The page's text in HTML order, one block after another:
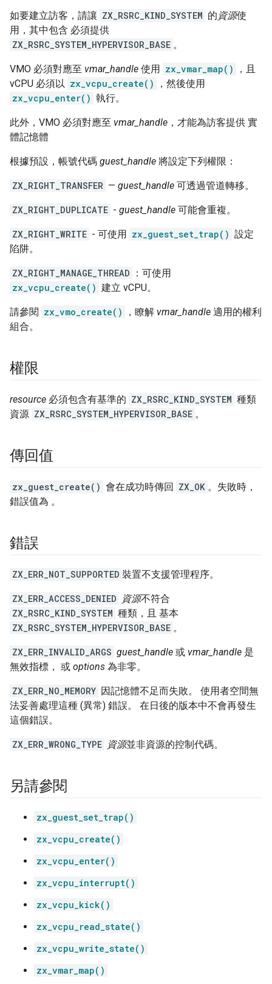
如要建立訪客，請讓 ZX_RSRC_KIND_SYSTEM 的 資源使
用，其中包含 必須提供
ZX_RSRC_SYSTEM_HYPERVISOR_BASE 。
VMO 必須對應至 vmar_handle 使用 zx_vmar_map()
，且
vCPU 必須以 zx_vcpu_create()
，然後使用
zx_vcpu_enter() 執行。
此外，VMO 必須對應至 vmar_handle ，才能為訪客提供 實
體記憶體
根據預設，帳號代碼 guest_handle 將設定下列權限：
ZX_RIGHT_TRANSFER — guest_handle 可透過管道轉移。
ZX_RIGHT_DUPLICATE - guest_handle 可能會重複。
ZX_RIGHT_WRITE - 可使用 zx_guest_set_trap() 設定
陷阱。
ZX_RIGHT_MANAGE_THREAD
：可使用
zx_vcpu_create() 建立 vCPU。
請參閱 zx_vmo_create() ，瞭解 vmar_handle 適用的權利
組合。
權限
resource 必須包含有基準的 ZX_RSRC_KIND_SYSTEM 種類
資源 ZX_RSRC_SYSTEM_HYPERVISOR_BASE 。
傳回值
zx_guest_create() 會在成功時傳回 ZX_OK 。失敗時，
錯誤值為 。
錯誤
ZX_ERR_NOT_SUPPORTED 裝置不支援管理程序。
ZX_ERR_ACCESS_DENIED 資源不符合
ZX_RSRC_KIND_SYSTEM 種類，且 基本
ZX_RSRC_SYSTEM_HYPERVISOR_BASE 。
ZX_ERR_INVALID_ARGS guest_handle 或 vmar_handle 是
無效指標， 或 options 為非零。
ZX_ERR_NO_MEMORY 因記憶體不足而失敗。 使用者空間無
法妥善處理這種 (異常) 錯誤。 在日後的版本中不會再發生
這個錯誤。
ZX_ERR_WRONG_TYPE 資源並非資源的控制代碼。
另請參閱
zx_guest_set_trap()
zx_vcpu_create()
zx_vcpu_enter()
zx_vcpu_interrupt()
zx_vcpu_kick()
zx_vcpu_read_state()
zx_vcpu_write_state()
zx_vmar_map()